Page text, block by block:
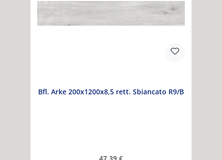
Bfl. Arke 200x1200x8,5 rett. Sbiancato R9/B
Regulärer Preis: